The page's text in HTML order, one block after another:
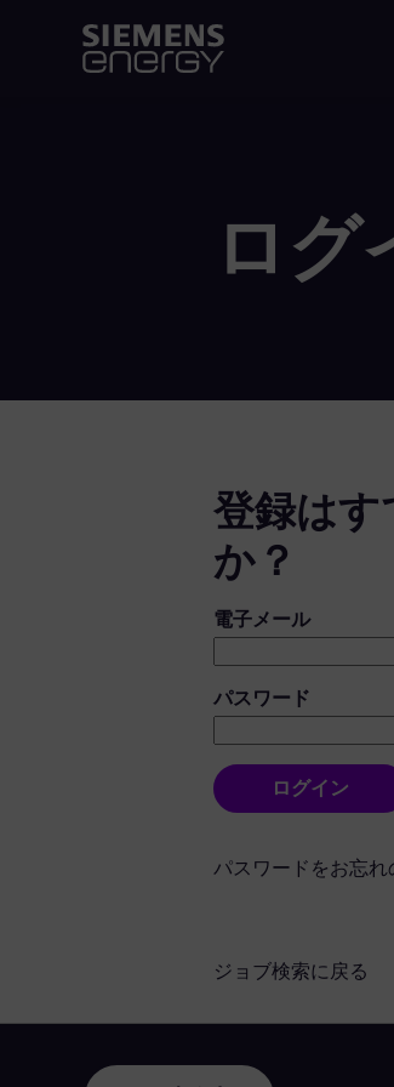
ログ
登録はす
か？
ログイン：ユーザー
電子メール
パスワード
ログイン
パスワードをお忘れ
ジョブ検索に戻る